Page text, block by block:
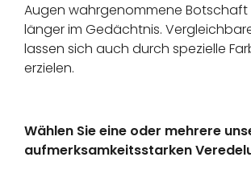
Augen wahrgenommene
länger im Gedächtnis.
lassen sich auch durch spezielle
erzielen.
Wählen Sie eine oder mehrere
aufmerksamkeitsstarken